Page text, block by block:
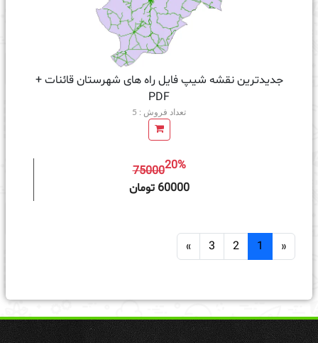
جدیدترین نقشه شیپ فایل راه های شهرستان قائنات +
PDF
تعداد فروش : 5
7500020%
60000 تومان
«
1
2
3
»